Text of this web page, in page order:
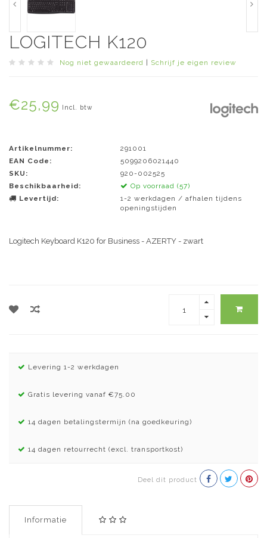
LOGITECH K120
Nog niet gewaardeerd Schrijf je eigen review
€25,99 Incl. btw
Artikelnummer:
291001
EAN Code:
5099206021440
SKU:
920-002525
Beschikbaarheid:
Op voorraad (57)
Levertijd:
1-2 werkdagen / afhalen tijdens
openingstijden
Logitech Keyboard K120 for Business - AZERTY - zwart
Levering 1-2 werkdagen
Gratis levering vanaf €75.00
14 dagen betalingstermijn (na goedkeuring)
14 dagen retourrecht (excl. transportkost)
Deel dit product
Informatie